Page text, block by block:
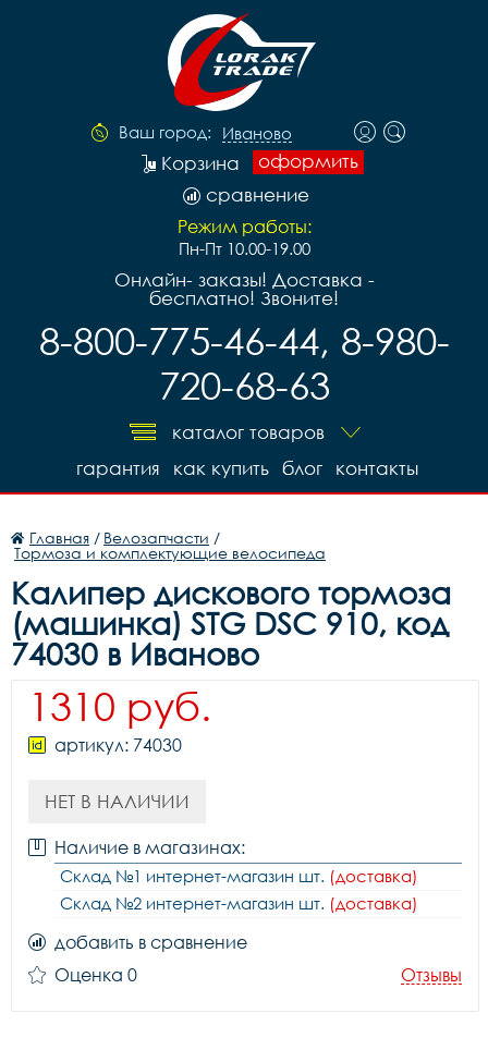
Ваш город: Иваново
оформить
Корзина
сравнение
Режим работы:
Пн-Пт 10.00-19.00
Онлайн- заказы! Доставка -
бесплатно! Звоните!
8-800-775-46-44, 8-980-
720-68-63
каталог товаров
контакты
блог
как купить
гарантия
Главная / Велозапчасти /
Тормоза и комплектующие велосипеда
Калипер дискового тормоза
(машинка) STG DSC 910, код
74030 в Иваново
1310 руб.
артикул: 74030
НЕТ В НАЛИЧИИ
Наличие в магазинах:
Склад №1 интернет-магазин шт. (доставка)
Склад №2 интернет-магазин шт. (доставка)
добавить в сравнение
Оценка 0
Отзывы